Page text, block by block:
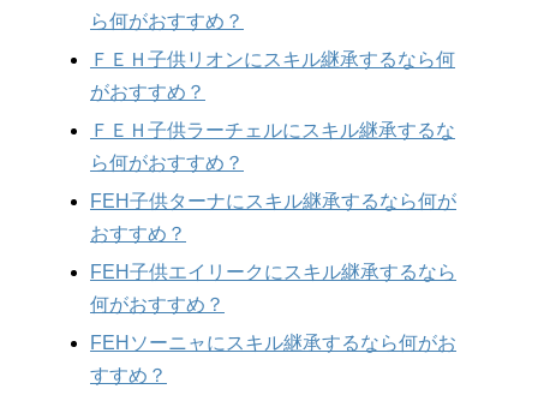
ら何がおすすめ？
ＦＥＨ子供リオンにスキル継承するなら何
がおすすめ？
ＦＥＨ子供ラーチェルにスキル継承するな
ら何がおすすめ？
FEH子供ターナにスキル継承するなら何が
おすすめ？
FEH子供エイリークにスキル継承するなら
何がおすすめ？
FEHソーニャにスキル継承するなら何がお
すすめ？